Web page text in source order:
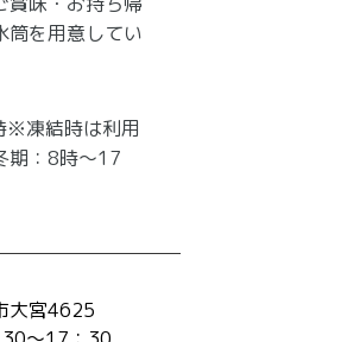
筒を用意してい
※凍結時は利用
期：8時～17
大宮4625